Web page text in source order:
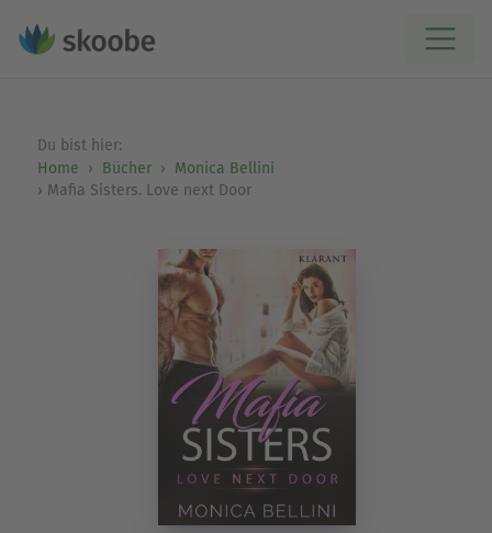
Du bist hier:
Home
Bücher
Monica Bellini
Mafia Sisters. Love next Door